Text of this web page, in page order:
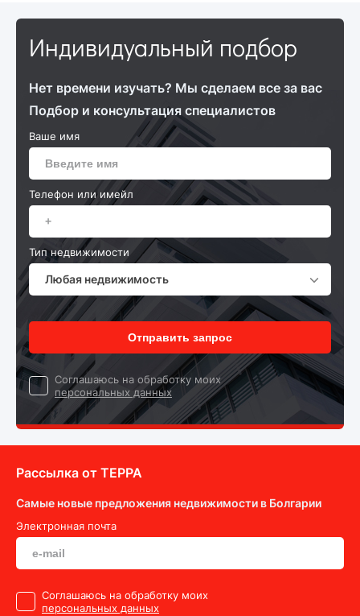
Индивидуальный подбор
Нет времени изучать? Мы сделаем все за вас
Подбор и консультация специалистов
Ваше имя
Телефон или имейл
Тип недвижимости
Любая недвижимость
Отправить запрос
Cоглашаюсь на обработку моих
персональных данных
Рассылка от ТEPPA
Самые новые предложения недвижимости в Болгарии
Электронная почта
Cоглашаюсь на обработку моих
персональных данных